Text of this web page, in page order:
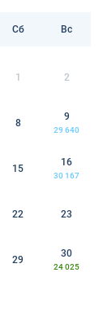
Сб Вс
1 2
8
9
29 640
15
16
30 167
22 23
29
30
24 025